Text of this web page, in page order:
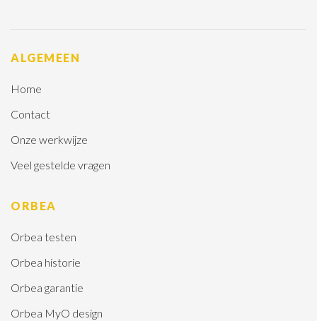
ALGEMEEN
Home
Contact
Onze werkwijze
Veel gestelde vragen
ORBEA
Orbea testen
Orbea historie
Orbea garantie
Orbea MyO design